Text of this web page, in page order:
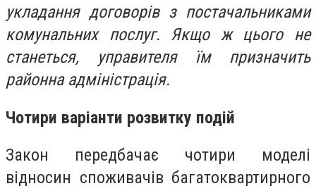
укладання договорів з постачальниками
комунальних послуг. Якщо ж цього не
станеться, управителя їм призначить
районна адміністрація.
Чотири варіанти розвитку подій
Закон передбачає чотири моделі
відносин споживачів багатоквартирного